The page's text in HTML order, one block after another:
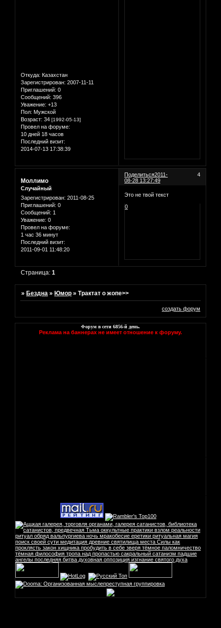
Откуда: Казахстан
Зарегистрирован: 2007-11-11
Приглашений: 0
Сообщений: 396
Уважение: +13
Пол: Мужской
Возраст: 34 [1992-05-13]
Провел на форуме:
10 дней 18 часов
Последний визит:
2014-07-13 17:38:39
Поделиться 4
2011-
08-28 13:27:49
Моллимо
Случайный
Зарегистрирован: 2011-08-25
Приглашений: 0
Сообщений: 1
Уважение: 0
Провел на форуме:
1 час 36 минут
Последний визит:
2011-09-01 11:48:20
Это не твой текст
0
Страница:1
»Бездна »Юмор »Трактат о жопе>>
создать форум
Форум в сети 6856-й день.
Реклама на баннерах не имеет отношение к форуму.